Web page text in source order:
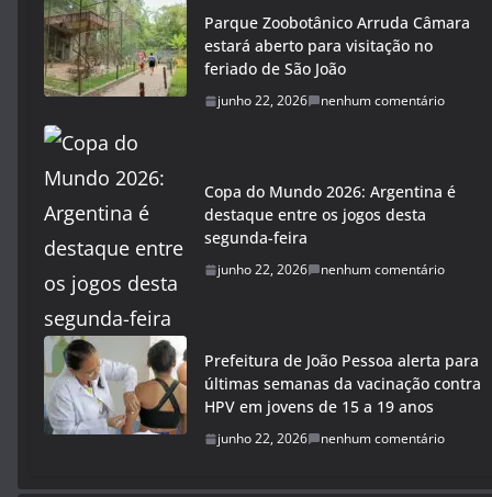
Parque Zoobotânico Arruda Câmara
estará aberto para visitação no
feriado de São João
junho 22, 2026 nenhum comentário
Copa do Mundo 2026: Argentina é
destaque entre os jogos desta
segunda-feira
junho 22, 2026 nenhum comentário
Prefeitura de João Pessoa alerta para
últimas semanas da vacinação contra
HPV em jovens de 15 a 19 anos
junho 22, 2026 nenhum comentário